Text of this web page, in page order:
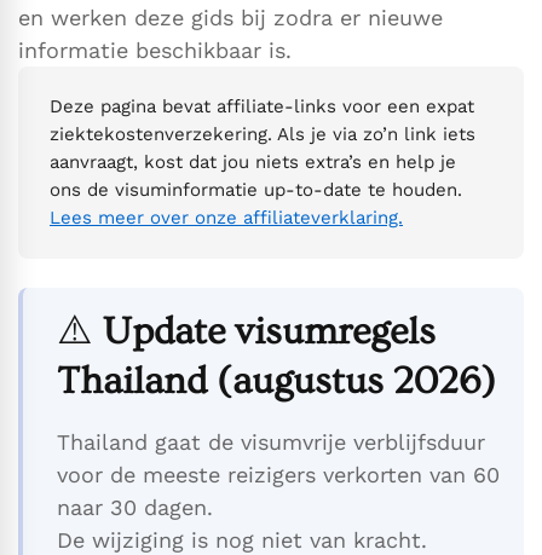
en werken deze gids bij zodra er nieuwe
informatie beschikbaar is.
Deze pagina bevat affiliate-links voor een expat
ziektekostenverzekering. Als je via zo’n link iets
aanvraagt, kost dat jou niets extra’s en help je
ons de visuminformatie up-to-date te houden.
Lees meer over onze affiliateverklaring.
⚠️ Update visumregels
Thailand (augustus 2026)
Thailand gaat de visumvrije verblijfsduur
voor de meeste reizigers verkorten van 60
naar 30 dagen.
De wijziging is nog niet van kracht.